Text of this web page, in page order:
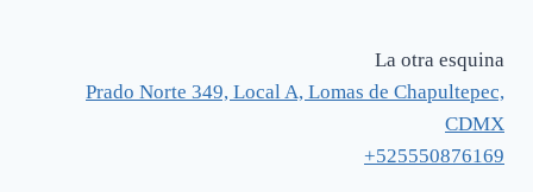
La otra esquina
Prado Norte 349, Local A, Lomas de Chapultepec,
CDMX
+525550876169